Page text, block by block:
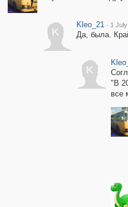
K
Kleo_21 · 1
Да, была.
K
"В
все